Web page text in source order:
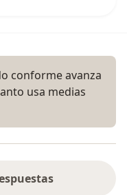
conforme avanza
usa medias